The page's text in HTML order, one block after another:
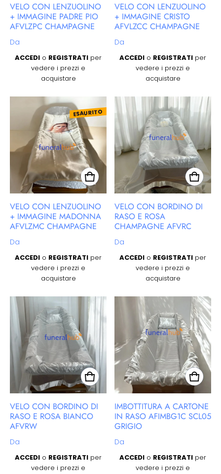
VELO CON LENZUOLINO
+ IMMAGINE PADRE PIO
AFVLZPC CHAMPAGNE
Prezzo regolare
Da
ACCEDI o REGISTRATI per
vedere i prezzi e
acquistare
VELO CON LENZUOLINO
+ IMMAGINE CRISTO
AFVLZCC CHAMPAGNE
Prezzo regolare
Da
ACCEDI o REGISTRATI per
vedere i prezzi e
acquistare
ESAURITO
VELO CON LENZUOLINO
+ IMMAGINE MADONNA
AFVLZMC CHAMPAGNE
Prezzo regolare
Da
ACCEDI o REGISTRATI per
vedere i prezzi e
acquistare
VELO CON BORDINO DI
RASO E ROSA
CHAMPAGNE AFVRC
Prezzo regolare
Da
ACCEDI o REGISTRATI per
vedere i prezzi e
acquistare
VELO CON BORDINO DI
RASO E ROSA BIANCO
AFVRW
Prezzo regolare
Da
ACCEDI o REGISTRATI per
vedere i prezzi e
IMBOTTITURA A CARTONE
IN RASO AFIMBG1C SCL05
GRIGIO
Prezzo regolare
Da
ACCEDI o REGISTRATI per
vedere i prezzi e